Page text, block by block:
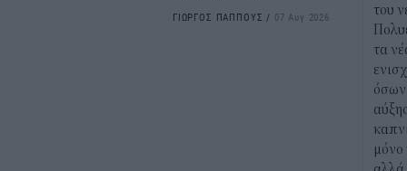
ΓΙΩΡΓΟΣ ΠΑΠΠΟΥΣ / 07 Αυγ 2026
του
τα
όσων
μόνο